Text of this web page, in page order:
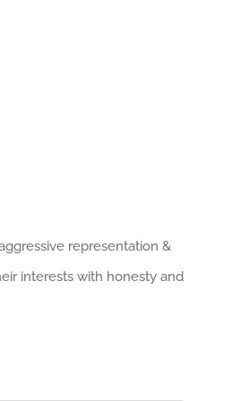
representation &
interests with honesty and